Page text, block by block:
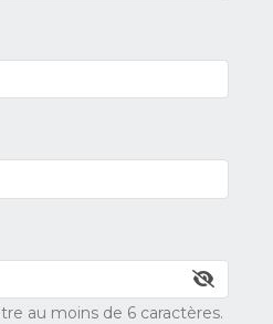
au moins de 6 caractères.